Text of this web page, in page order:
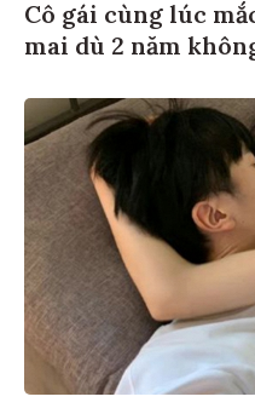
Cô gái cùng lúc
mai dù 2 năm